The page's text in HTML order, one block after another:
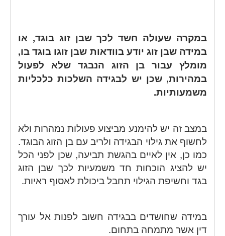
במקרה שעולה חשד לכך שבן זוג בוגד, או
במידה שבן זוג יודע בוודאות שבן זוגו בוגד בו,
מומלץ עבור בן הזוג הנבגד שלא לפעול
במהירות, שכן יש לבגידה השלכות כלכליות
משמעותיות.
במצב זה יש להימנע מביצוע פעולות נמהרות ולא
לחשוף את גילוי הבגידה ולריב עם בן הזוג הבוגד.
כמו כן, אין לאיים בהגשת תביעה, שכן לפני הכל
יש להציג הוכחות חד משמעיות לכך שבן הזוג
בגד וחשיפת הגילוי תחבל ביכולת לאסוף ראיות.
במידה שחושדים בבגידה חשוב לפנות אל עורך
דין אשר מתמחה בתחום.